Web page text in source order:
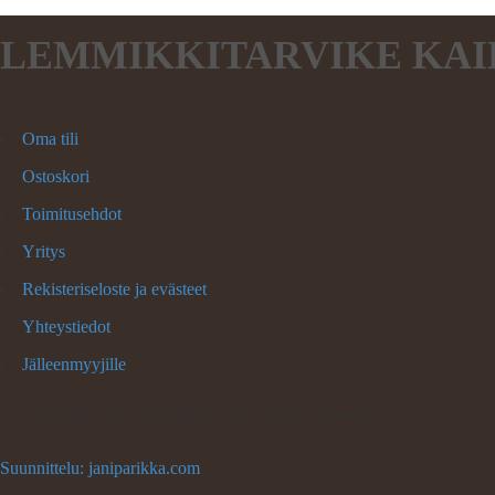
LEMMIKKITARVIKE
Oma tili
Ostoskori
Toimitusehdot
Yritys
Rekisteriseloste ja evästeet
Yhteystiedot
Jälleenmyyjille
Suunnittelu: janiparikka.com